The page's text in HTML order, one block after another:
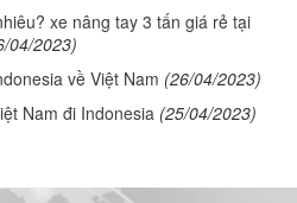
xe nâng tay 3 tấn giá rẻ tại
04/2023)
về Việt Nam (26/04/2023)
Nam đi Indonesia (25/04/2023)